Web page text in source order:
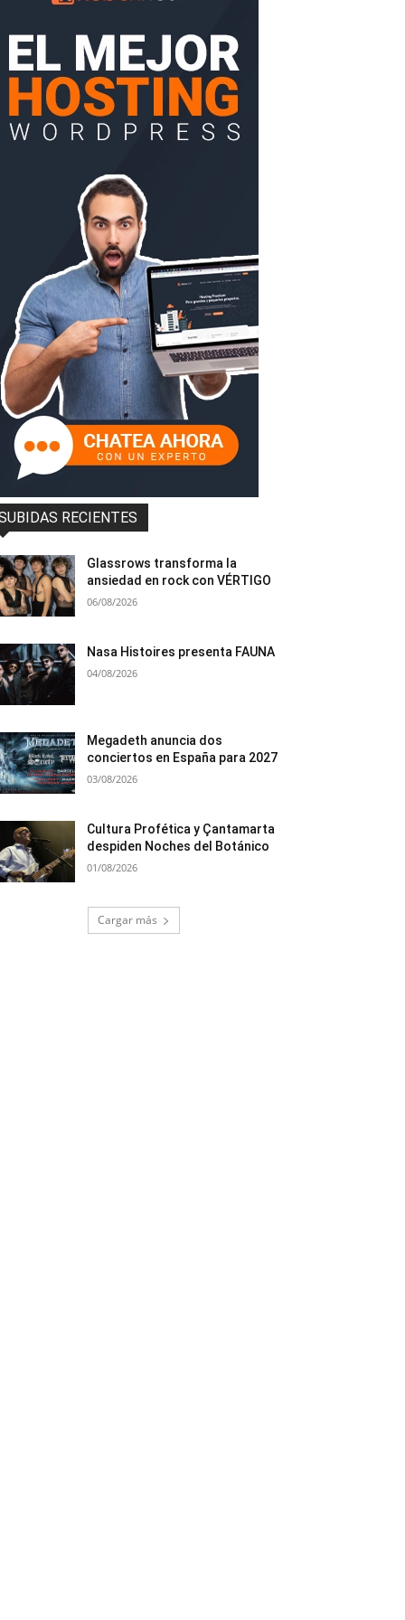
RECIENTES
Glassrows transforma la
ansiedad en rock con VÉRTIGO
06/08/2026
Nasa Histoires presenta FAUNA
04/08/2026
Megadeth anuncia dos
conciertos en España para 2027
03/08/2026
Cultura Profética y Çantamarta
despiden Noches del Botánico
01/08/2026
Cargar más